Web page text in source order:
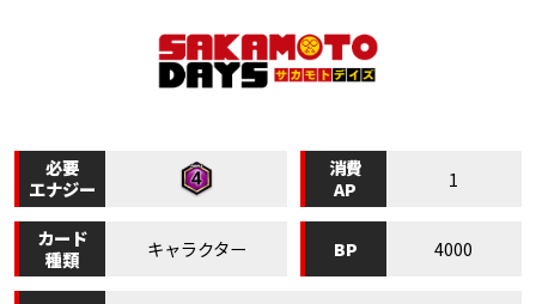
必要
エナジー
消費
AP
1
カード
種類
キャラクター BP 4000